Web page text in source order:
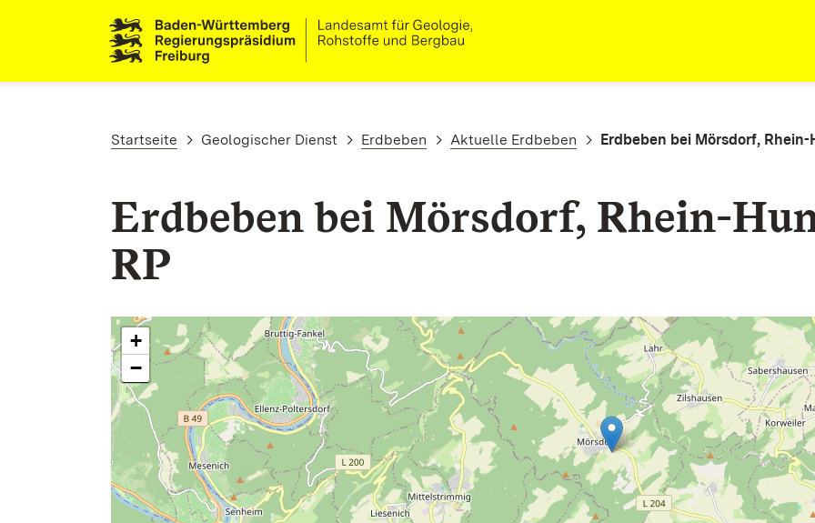
Pfadnavigation
Startseite Geologischer Dienst Erdbeben Aktuelle Erdbeben Erdbeben bei Mörsdorf, Rhein-
Erdbeben bei Mörsdorf, Rhein-
RP
+
−